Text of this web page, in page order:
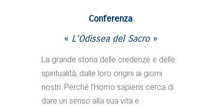
Conferenza
« L'Odissea del Sacro»
La grande storia delle credenze e delle
spiritualità, dalle loro origini ai giorni
nostri. Perché l'Homo sapiens cerca di
dare un senso alla sua vita e